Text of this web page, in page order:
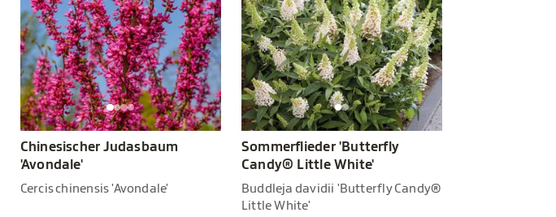
Chinesischer Judasbaum
'Avondale'
Cercis chinensis 'Avondale'
Sommerflieder 'Butterfly
Candy® Little White'
Buddleja davidii 'Butterfly Candy®
Little White'